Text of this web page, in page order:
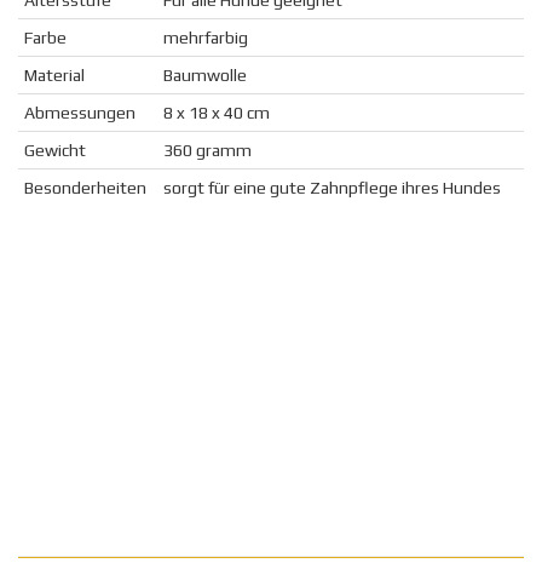
Farbe
mehrfarbig
Material
Baumwolle
Abmessungen
8 x 18 x 40 cm
Gewicht
360 gramm
Besonderheiten
sorgt für eine gute Zahnpflege ihres Hundes